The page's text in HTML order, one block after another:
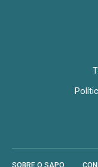
SOBRE O SAPO